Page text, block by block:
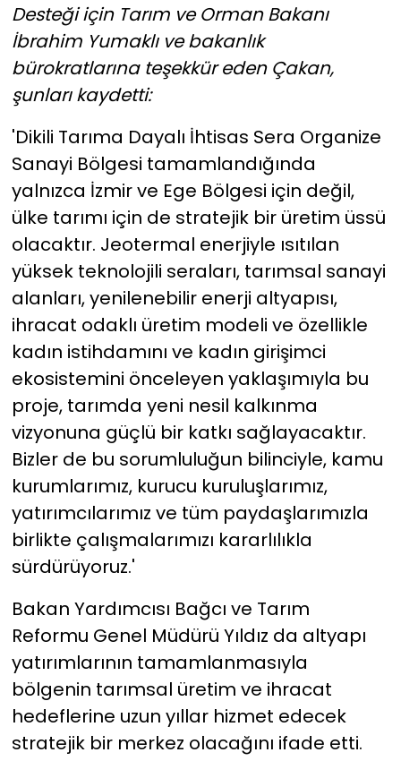
Desteği için Tarım ve Orman Bakanı
İbrahim Yumaklı ve bakanlık
bürokratlarına teşekkür eden Çakan,
şunları kaydetti:
'Dikili Tarıma Dayalı İhtisas Sera Organize
Sanayi Bölgesi tamamlandığında
yalnızca İzmir ve Ege Bölgesi için değil,
ülke tarımı için de stratejik bir üretim üssü
olacaktır. Jeotermal enerjiyle ısıtılan
yüksek teknolojili seraları, tarımsal sanayi
alanları, yenilenebilir enerji altyapısı,
ihracat odaklı üretim modeli ve özellikle
kadın istihdamını ve kadın girişimci
ekosistemini önceleyen yaklaşımıyla bu
proje, tarımda yeni nesil kalkınma
vizyonuna güçlü bir katkı sağlayacaktır.
Bizler de bu sorumluluğun bilinciyle, kamu
kurumlarımız, kurucu kuruluşlarımız,
yatırımcılarımız ve tüm paydaşlarımızla
birlikte çalışmalarımızı kararlılıkla
sürdürüyoruz.'
Bakan Yardımcısı Bağcı ve Tarım
Reformu Genel Müdürü Yıldız da altyapı
yatırımlarının tamamlanmasıyla
bölgenin tarımsal üretim ve ihracat
hedeflerine uzun yıllar hizmet edecek
stratejik bir merkez olacağını ifade etti.